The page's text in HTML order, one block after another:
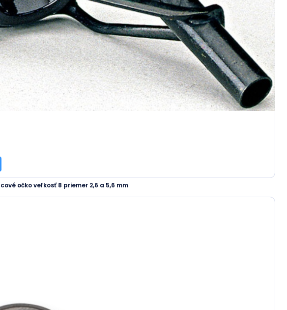
očko veľkosť 8 priemer 2,6 a 5,6 mm